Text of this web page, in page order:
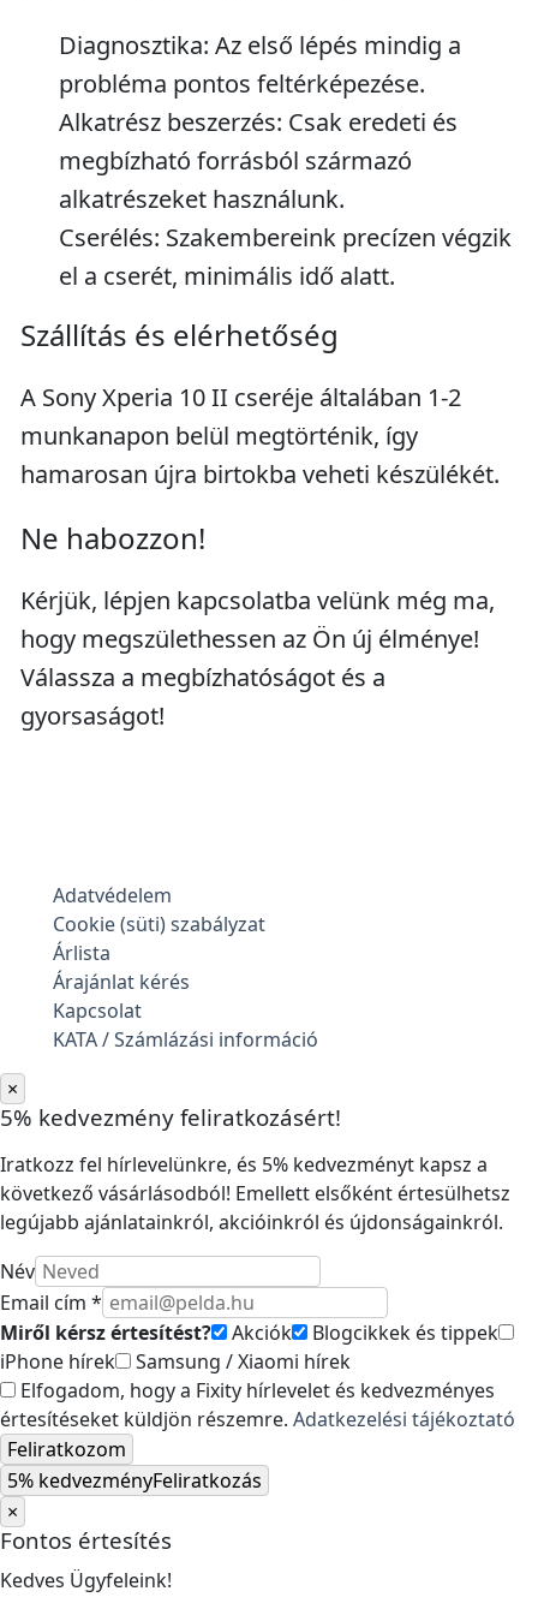
Diagnosztika: Az első lépés mindig a
probléma pontos feltérképezése.
Alkatrész beszerzés: Csak eredeti és
megbízható forrásból származó
alkatrészeket használunk.
Cserélés: Szakembereink precízen végzik
el a cserét, minimális idő alatt.
Szállítás és elérhetőség
A Sony Xperia 10 II cseréje általában 1-2
munkanapon belül megtörténik, így
hamarosan újra birtokba veheti készülékét.
Ne habozzon!
Kérjük, lépjen kapcsolatba velünk még ma,
hogy megszülethessen az Ön új élménye!
Válassza a megbízhatóságot és a
gyorsaságot!
Adatvédelem
Cookie (süti) szabályzat
Árlista
Árajánlat kérés
Kapcsolat
KATA / Számlázási információ
×
5% kedvezmény feliratkozásért!
Iratkozz fel hírlevelünkre, és 5% kedvezményt kapsz a
következő vásárlásodból! Emellett elsőként értesülhetsz
legújabb ajánlatainkról, akcióinkról és újdonságainkról.
Név
Email cím *
Miről kérsz értesítést?
Akciók
Blogcikkek és tippek
iPhone hírek
Samsung / Xiaomi hírek
Elfogadom, hogy a Fixity hírlevelet és kedvezményes
értesítéseket küldjön részemre. Adatkezelési tájékoztató
Feliratkozom
5% kedvezményFeliratkozás
×
Fontos értesítés
Kedves Ügyfeleink!